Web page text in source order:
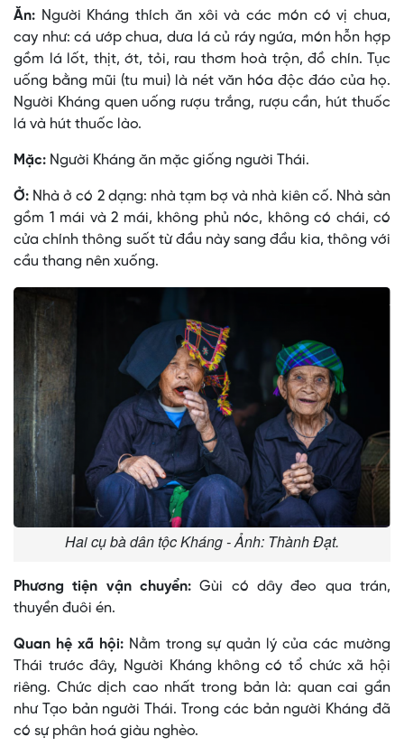
Ăn: Người Kháng thích ăn xôi và các món có vị chua,
cay như: cá ướp chua, dưa lá củ ráy ngứa, món hỗn hợp
gồm lá lốt, thịt, ớt, tỏi, rau thơm hoà trộn, đồ chín. Tục
uống bằng mũi (tu mui) là nét văn hóa độc đáo của họ.
Người Kháng quen uống rượu trắng, rượu cần, hút thuốc
lá và hút thuốc lào.
Mặc: Người Kháng ăn mặc giống người Thái.
Ở: Nhà ở có 2 dạng: nhà tạm bợ và nhà kiên cố. Nhà sàn
gồm 1 mái và 2 mái, không phủ nóc, không có chái, có
cửa chính thông suốt từ đầu này sang đầu kia, thông với
cầu thang nên xuống.
Hai cụ bà dân tộc Kháng - Ảnh: Thành Đạt.
Phương tiện vận chuyển: Gùi có dây đeo qua trán,
thuyền đuôi én.
Quan hệ xã hội:Nằm trong sự quản lý của các mường
Thái trước đây, Người Kháng không có tổ chức xã hội
riêng. Chức dịch cao nhất trong bản là: quan cai gần
như Tạo bản người Thái. Trong các bản người Kháng đã
có sự phân hoá giàu nghèo.